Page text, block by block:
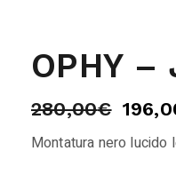
OPHY –
280,00€
Montatura nero lucido